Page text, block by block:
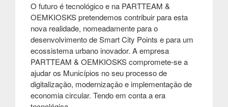
O futuro é tecnológico e na PARTTEAM &
OEMKIOSKS pretendemos contribuir para esta
nova realidade, nomeadamente para o
desenvolvimento de Smart City Points e para um
ecossistema urbano inovador. A empresa
PARTTEAM & OEMKIOSKS compromete-se a
ajudar os Municípios no seu processo de
digitalização, modernização e implementação de
economia circular. Tendo em conta a era